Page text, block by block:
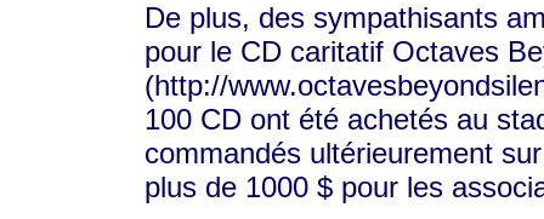
De plus, des sympathisants
pour le CD caritatif Octaves
(http://
100 CD ont été achetés au
commandés ultérieurement
plus de 1000 $ pour les